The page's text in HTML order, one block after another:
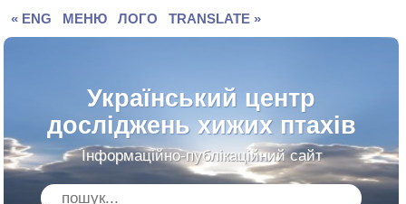
« ENG МЕНЮ ЛОГО TRANSLATE »
Український центр
досліджень хижих птахів
Інформаційно-публікаційний сайт